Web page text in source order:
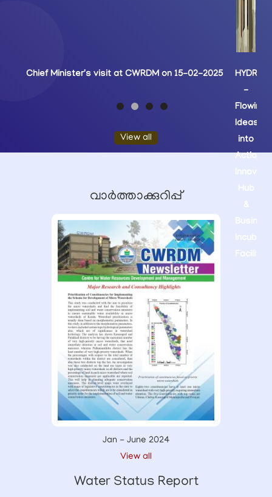
Chief Minister's visit at CWRDM on 15-02-2025
View all
വാർത്താക്കുറിപ്പ്
Jan - June 2024
View all
Water Status Report